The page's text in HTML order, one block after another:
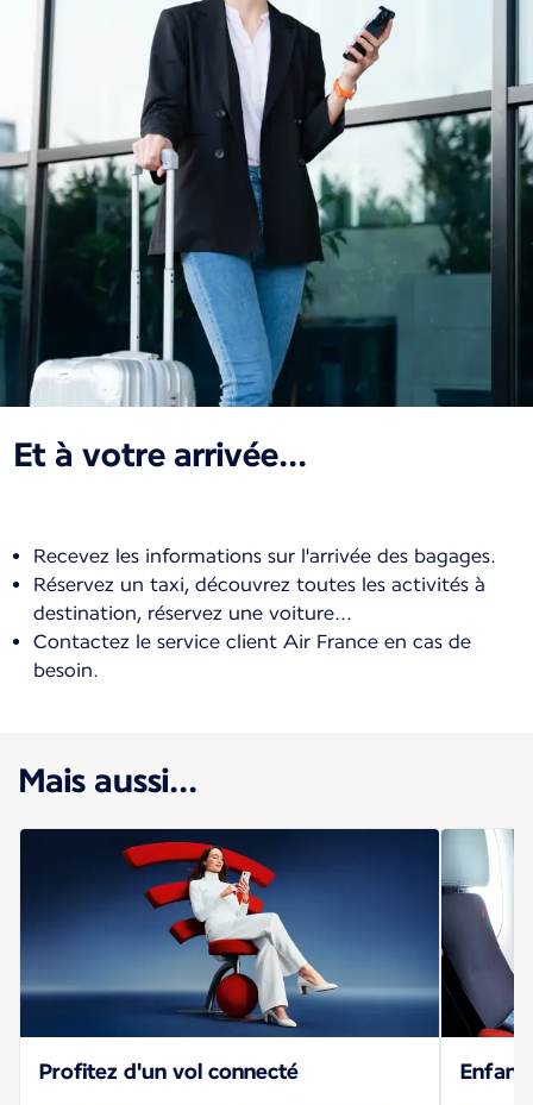
Et à votre arrivée...
Recevez les informations sur l'arrivée des bagages.
Réservez un taxi, découvrez toutes les activités à
destination, réservez une voiture...
Contactez le service client Air France en cas de
besoin.
Mais aussi...
Profitez d'un vol connecté Enfant